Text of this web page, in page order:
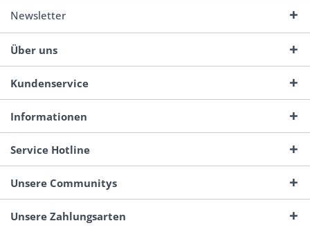
Newsletter
Über uns
Kundenservice
Informationen
Service Hotline
Unsere Communitys
Unsere Zahlungsarten